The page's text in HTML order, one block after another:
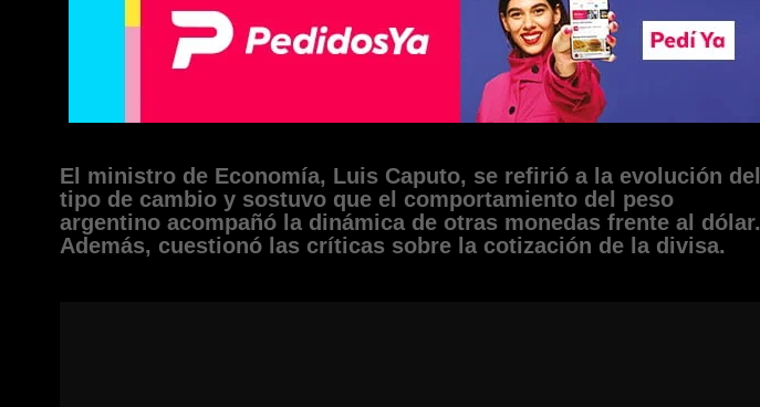
El ministro de Economía, Luis Caputo, se refirió a la evolución del
tipo de cambio y sostuvo que el comportamiento del peso
argentino acompañó la dinámica de otras monedas frente al dólar.
Además, cuestionó las críticas sobre la cotización de la divisa.